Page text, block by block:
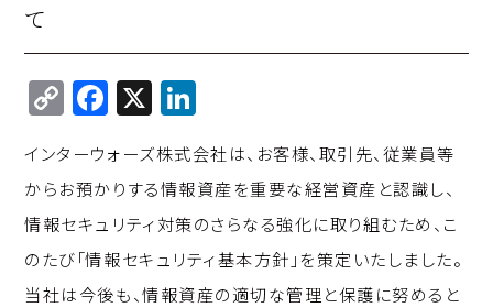
て
C
o
p
y
Li
n
F
a
c
e
b
o
X
n
k
e
d
I
インターウォーズ株式会社は、お客様、取引先、従業員等
からお預かりする情報資産を重要な経営資産と認識し、
情報セキュリティ対策のさらなる強化に取り組むため、こ
のたび「情報セキュリティ基本方針」を策定いたしました。
当社は今後も、情報資産の適切な管理と保護に努めると